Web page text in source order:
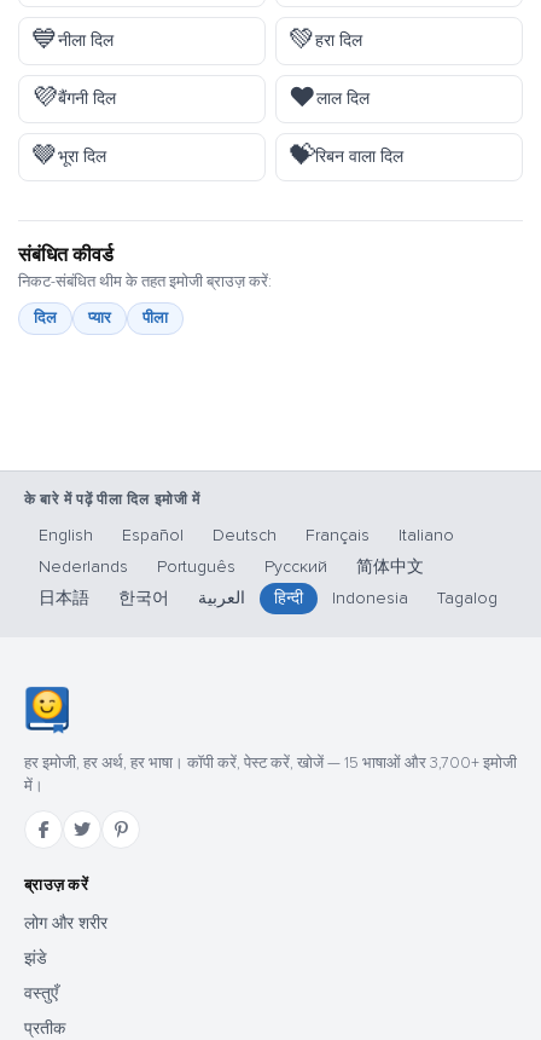
💙नीला दिल 💚हरा दिल
💜बैंगनी दिल ❤️लाल दिल
🤎भूरा दिल 💝रिबन वाला दिल
संबंधित कीवर्ड
निकट-संबंधित थीम के तहत इमोजी ब्राउज़ करें:
दिल
प्यार पीला
के बारे में पढ़ें पीला दिल इमोजी में
English Español Deutsch Français
Italiano
Nederlands
Português Русский
简体中文
日本語
한국어 العربية हिन्दी Indonesia Tagalog
हर इमोजी, हर अर्थ, हर भाषा। कॉपी करें, पेस्ट करें, खोजें — 15 भाषाओं और 3,700+ इमोजी
में।
ब्राउज़ करें
लोग और शरीर
झंडे
वस्तुएँ
प्रतीक